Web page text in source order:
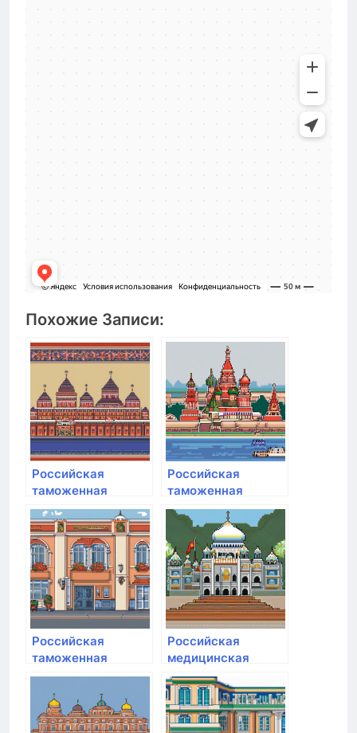
Похожие Записи:
Российская
таможенная
академия
Российская
таможенная
академия
Российская
таможенная
академия им. В.Б.
Бобкова
Российская
медицинская
академия
непрерывного
профессионального
образования